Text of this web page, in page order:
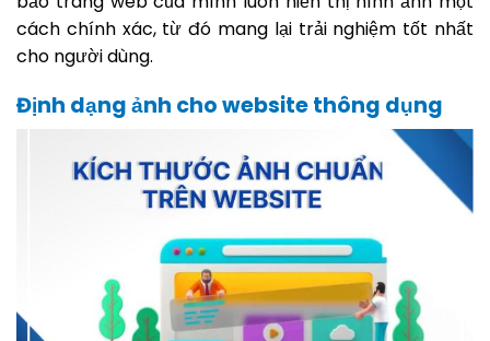
cách chính xác, từ đó mang lại trải nghiệm tốt nhất
cho người dùng.
Định dạng ảnh cho website thông dụng